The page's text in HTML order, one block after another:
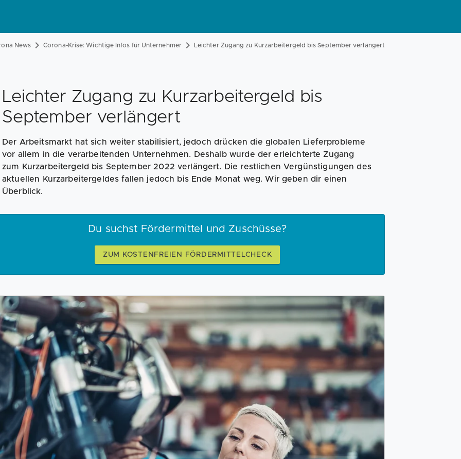
News Corona-Krise: Wichtige Infos für Unternehmer Leichter Zugang zu Kurzarbeitergeld bis September verlängert
Leichter Zugang zu Kurzarbeitergeld bis
September verlängert
Der Arbeitsmarkt hat sich weiter stabilisiert, jedoch drücken die globalen Lieferprobleme
vor allem in die verarbeitenden Unternehmen. Deshalb wurde der erleichterte Zugang
zum Kurzarbeitergeld bis September 2022 verlängert. Die restlichen Vergünstigungen des
aktuellen Kurzarbeitergeldes fallen jedoch bis Ende Monat weg. Wir geben dir einen
Überblick.
Du suchst Fördermittel und Zuschüsse?
ZUM KOSTENFREIEN FÖRDERMITTELCHECK